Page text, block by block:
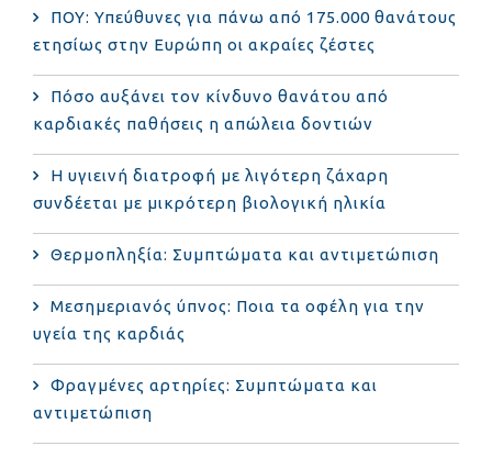
ΠΟΥ: Υπεύθυνες για πάνω από 175.000 θανάτους
ετησίως στην Ευρώπη οι ακραίες ζέστες
Πόσο αυξάνει τον κίνδυνο θανάτου από
καρδιακές παθήσεις η απώλεια δοντιών
Η υγιεινή διατροφή με λιγότερη ζάχαρη
συνδέεται με μικρότερη βιολογική ηλικία
Θερμοπληξία: Συμπτώματα και αντιμετώπιση
Μεσημεριανός ύπνος: Ποια τα οφέλη για την
υγεία της καρδιάς
Φραγμένες αρτηρίες: Συμπτώματα και
αντιμετώπιση